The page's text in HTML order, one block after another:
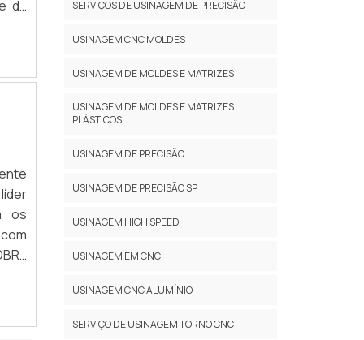
O
e
e
no
de
da
é
a
dos
de
os
as
SERVIÇOS DE USINAGEM DE PRECISÃO
USINAGEM CNC MOLDES
USINAGEM DE MOLDES E MATRIZES
USINAGEM DE MOLDES E MATRIZES
PLÁSTICOS
USINAGEM DE PRECISÃO
USINAGEM DE PRECISÃO SP
USINAGEM HIGH SPEED
USINAGEM EM CNC
USINAGEM CNC ALUMÍNIO
SERVIÇO DE USINAGEM TORNO CNC